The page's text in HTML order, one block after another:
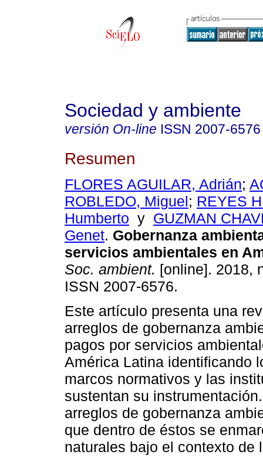
Sociedad y ambiente
versión On-line ISSN 2007-6576
Resumen
FLORES AGUILAR, Adrián;
ROBLEDO, Miguel; REYES
Humberto y GUZMAN
Genet. Gobernanza
servicios ambientales en
Soc. ambient. [online]. 2018,
ISSN 2007-6576.
Este artículo presenta una
arreglos de gobernanza
pagos por servicios
América Latina identificando
marcos normativos y las
sustentan su
arreglos de gobernanza
que dentro de éstos se
naturales bajo el contexto